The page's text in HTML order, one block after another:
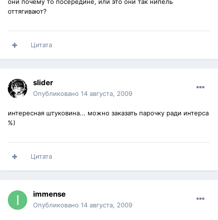
они почему то посередине, или это они так нипель
оттягивают?
Цитата
slider
Опубликовано 14 августа, 2009
интересная штуковина... можно заказать парочку ради интерса
%)
Цитата
immense
Опубликовано 14 августа, 2009